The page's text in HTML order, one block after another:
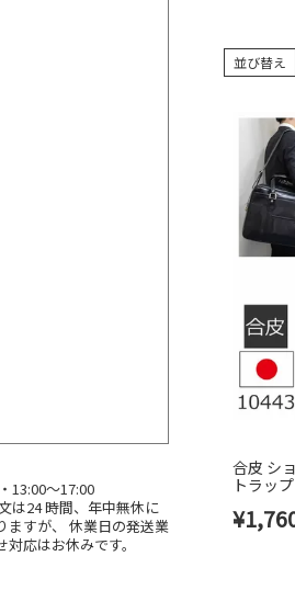
13:00～17:00
は24 時間、年中無休に
ますが、 休業日の発送業
応はお休みです。
並び替え
合皮 シ
トラッ
¥